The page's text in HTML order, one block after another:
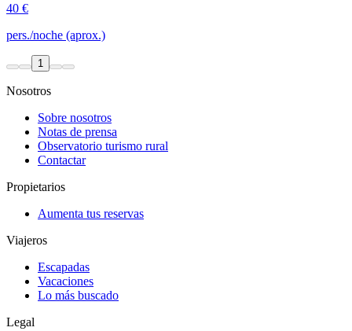
40 €
pers./noche (aprox.)
1
Nosotros
Sobre nosotros
Notas de prensa
Observatorio turismo rural
Contactar
Propietarios
Aumenta tus reservas
Viajeros
Escapadas
Vacaciones
Lo más buscado
Legal